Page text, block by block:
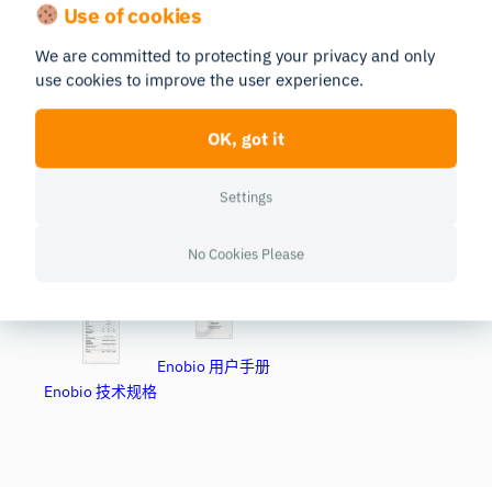
脑电图（EEG）
定制电极配置
使用 ge 的设置
8-12分钟
设置时间
1-2分钟
Enobio 技术规格
Enobio 用户手册
Use of cookies
We are committed to protecting your privacy and only
use cookies to improve the user experience.
OK, got it
Settings
No Cookies Please